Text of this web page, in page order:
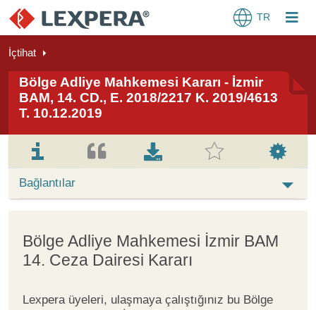
TR
İçtihat
Bölge Adliye Mahkemesi Kararı - İzmir
BAM, 14. CD., E. 2018/2217 K. 2019/4613
T. 10.12.2019
Bağlantılar
Bölge Adliye Mahkemesi İzmir BAM
14. Ceza Dairesi Kararı
Lexpera üyeleri, ulaşmaya çalıştığınız bu Bölge